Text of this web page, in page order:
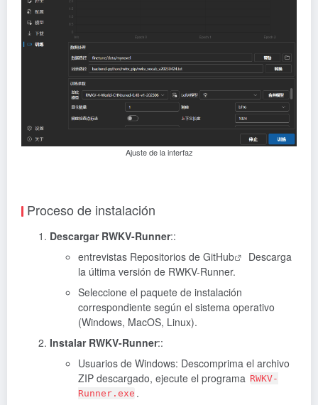
Ajuste de la interfaz
Proceso de instalación
Descargar RWKV-Runner::
entrevistas Repositorios de GitHub
Descarga
la última versión de RWKV-Runner.
Seleccione el paquete de instalación
correspondiente según el sistema operativo
(Windows, MacOS, Linux).
Instalar RWKV-Runner::
Usuarios de Windows: Descomprima el archivo
ZIP descargado, ejecute el programa RWKV-
Runner.exe .